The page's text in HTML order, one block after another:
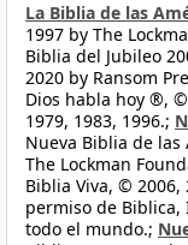
La Biblia de las
1997 by The
Biblia del Jubileo
2020 by Ransom
Dios habla hoy ®,
1979, 1983, 1996.;
Nueva Biblia de
The Lockman
Biblia Viva, ©
permiso de Biblica,
todo el mundo.;